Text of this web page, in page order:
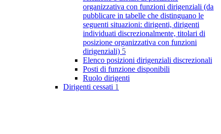
organizzativa con funzioni dirigenziali (da
pubblicare in tabelle che distinguano le
seguenti situazioni: dirigenti, dirigenti
individuati discrezionalmente, titolari di
posizione organizzativa con funzioni
dirigenziali) 5
Elenco posizioni dirigenziali discrezionali
Posti di funzione disponibili
Ruolo dirigenti
Dirigenti cessati 1